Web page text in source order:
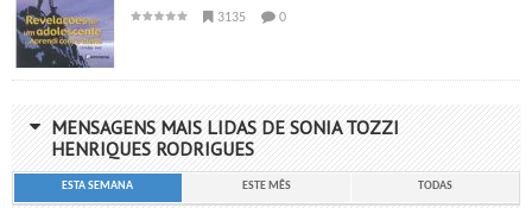
3135 0
MENSAGENS MAIS LIDAS DE SONIA TOZZI
HENRIQUES RODRIGUES
ESTA SEMANA ESTE MÊS TODAS